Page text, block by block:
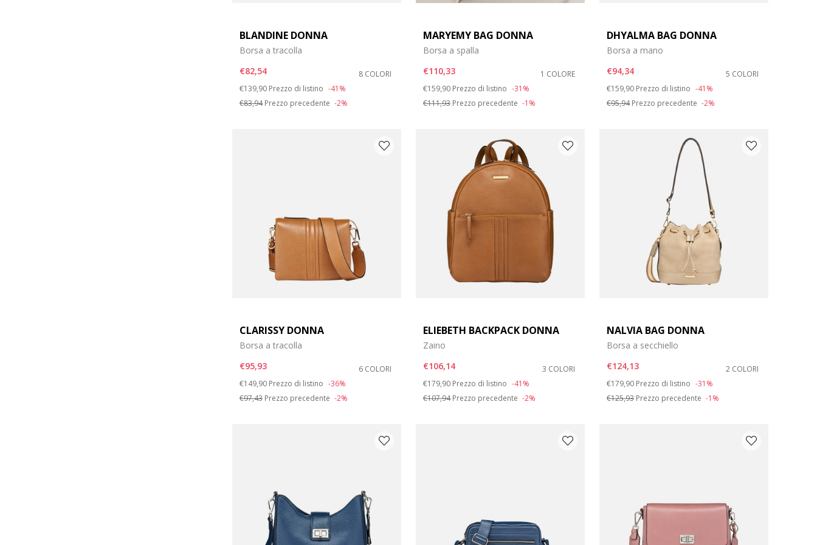
BLANDINE DONNA
Borsa a tracolla
€82,54
8 COLORI
Price reduced from
€139,90 to
Prezzo di listino -41%
€83,94Prezzo precedente -2%
MARYEMY BAG DONNA
Borsa a spalla
€110,33
1 COLORE
Price reduced from
€159,90 to
Prezzo di listino -31%
€111,93Prezzo precedente -1%
DHYALMA BAG DONNA
Borsa a mano
€94,34
5 COLORI
Price reduced from
€159,90 to
Prezzo di listino -41%
€95,94Prezzo precedente -2%
CLARISSY DONNA
Borsa a tracolla
€95,93
6 COLORI
Price reduced from
€149,90 to
Prezzo di listino -36%
€97,43 Prezzo precedente -2%
ELIEBETH BACKPACK DONNA
Zaino
€106,14
3 COLORI
Price reduced from
€179,90 to
Prezzo di listino -41%
€107,94Prezzo precedente -2%
NALVIA BAG DONNA
Borsa a secchiello
€124,13
2 COLORI
Price reduced from
€179,90 to
Prezzo di listino -31%
€125,93Prezzo precedente -1%